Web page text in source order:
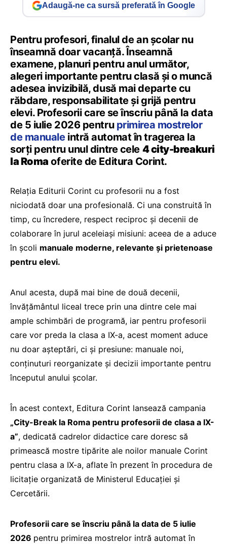
Adaugă-ne ca sursă preferată în Google
Pentru profesori, finalul de an școlar nu
înseamnă doar vacanță. Înseamnă
examene, planuri pentru anul următor,
alegeri importante pentru clasă și o muncă
adesea invizibilă, dusă mai departe cu
răbdare, responsabilitate și grijă pentru
elevi. Profesorii care se înscriu până la data
de 5 iulie 2026 pentru primirea mostrelor
de manualeintră automat în tragerea la
sorți pentru unul dintre cele 4 city-breakuri
la Roma oferite de Editura Corint.
Relația Editurii Corint cu profesorii nu a fost
niciodată doar una profesională. Ci una construită în
timp, cu încredere, respect reciproc și decenii de
colaborare în jurul aceleiași misiuni: aceea de a aduce
în școli manuale moderne, relevante și prietenoase
pentru elevi.
Anul acesta, după mai bine de două decenii,
învățământul liceal trece prin una dintre cele mai
ample schimbări de programă, iar pentru profesorii
care vor preda la clasa a IX-a, acest moment aduce
nu doar așteptări, ci și presiune: manuale noi,
conținuturi reorganizate și decizii importante pentru
începutul anului școlar.
În acest context, Editura Corint lansează campania
„City-Break la Roma pentru profesorii de clasa a IX-
a”, dedicată cadrelor didactice care doresc să
primească mostre tipărite ale noilor manuale Corint
pentru clasa a IX-a, aflate în prezent în procedura de
licitație organizată de Ministerul Educației și
Cercetării.
Profesorii care se înscriu până la data de 5 iulie
2026 pentru primirea mostrelor intră automat în